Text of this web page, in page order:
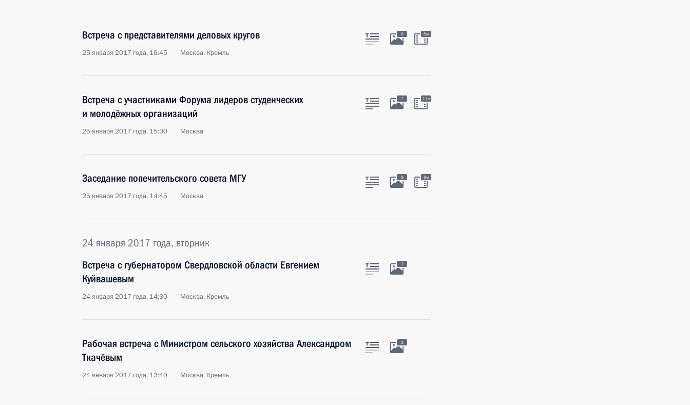
Встреча с представителями деловых кругов
25 января 2017 года, 16:45 Москва, Кремль
6 8м
Встреча с участниками Форума лидеров студенческих
и молодёжных организаций
25 января 2017 года, 15:30 Москва
7 17м
Заседание попечительского совета МГУ
25 января 2017 года, 14:45 Москва
9 8м
24 января 2017 года, вторник
Встреча с губернатором Свердловской области Евгением
Куйвашевым
24 января 2017 года, 14:30 Москва, Кремль
2
Рабочая встреча с Министром сельского хозяйства Александром
Ткачёвым
24 января 2017 года, 13:40 Москва, Кремль
3